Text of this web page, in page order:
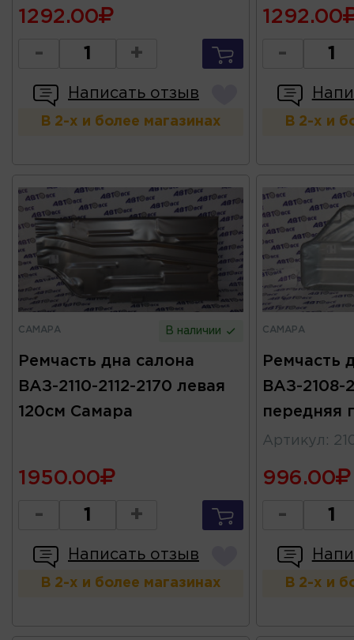
1292.00
- +
Написать отзыв
В 2-х и более магазинах
1292.00
-
В 2-х и
САМАРА В наличии
Ремчасть дна салона
ВАЗ-2110-2112-2170 левая
120см Самара
1950.00
- +
Написать отзыв
В 2-х и более магазинах
САМАРА
Ремчасть
ВАЗ-2108-
передняя
Артикул :
996.00
-
В 2-х и